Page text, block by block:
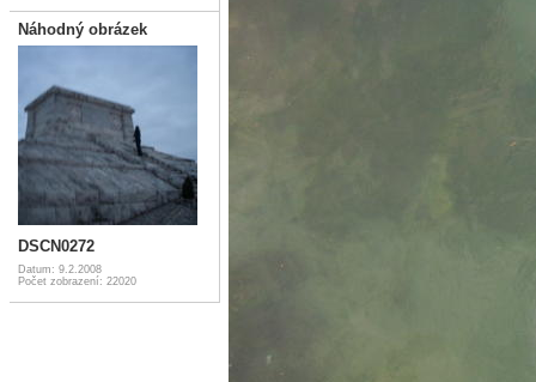
Náhodný obrázek
DSCN0272
Datum: 9.2.2008
Počet zobrazení: 22020